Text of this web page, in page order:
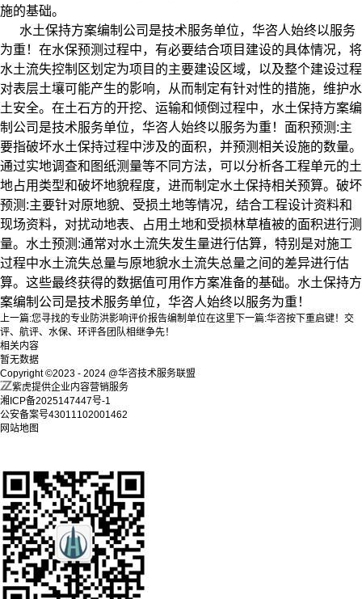
施的基础。
水土保持方案编制公司是技术服务单位，华咨人始终以服务
为重！ 在水保预测过程中，有必要结合项目建设的具体情况，将
水土流失控制区划定为项目的主要建设区域，以及整个建设过程
对表层土壤可能产生的影响，从而制定有针对性的措施，维护水
土安全。在土石方的开挖、运输和倾倒过程中，水土保持方案编
制公司是技术服务单位，华咨人始终以服务为重！ 面积预测:主
要指破坏水土保持过程中涉及的面积，并预测相关设施的数量。
通过实地调查和图纸测量等不同方法，可以分析各工程单元的土
地占用类型和破坏地貌程度，进而制定水土保持相关预算。 破坏
预测:主要针对原地貌、受损土地等情况，结合工程设计资料和
现场资料，对扰动地表、占用土地和受损林草植被的面积进行测
量。 水土预测:通常对水土流失发生量进行估算，特别是对施工
过程中水土流失总量与原地貌水土流失总量之间的差异进行估
算。这些最终获得的数据值可用作方案准备的基础。水土保持方
案编制公司是技术服务单位，华咨人始终以服务为重！
上一篇:您寻找的专业防洪影响评价报告编制单位在这里 下一篇:华咨按下重启键！交
评、航评、水保、环评各团队相继争先！
相关内容
暂无数据
Copyright ©2023 - 2024 @华咨技术服务联盟
紫虎提供企业内容营销服务
湘ICP备2025147447号-1
公安备案号43011102001462
网站地图